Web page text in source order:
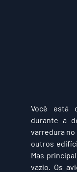
Você está
durante a
varredura no
outros
Mas
vazio. Os